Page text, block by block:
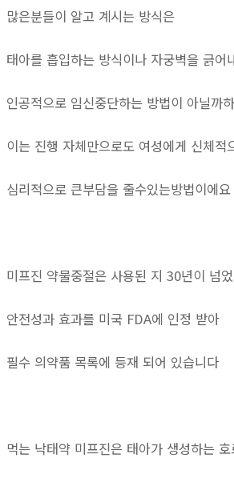
많은분들이 알고 계시는 방식은
태아를 흡입하는 방식이나 자궁벽을 긁어
인공적으로 임신중단하는 방법이 아닐까
이는 진행 자체만으로도 여성에게 신체적
심리적으로 큰부담을 줄수있는방법이에요
미프진 약물중절은 사용된 지 30년이 넘
안전성과 효과를 미국 FDA에 인정 받아
필수 의약품 목록에 등재 되어 있습니다
먹는 낙태약 미프진은 태아가 생성하는